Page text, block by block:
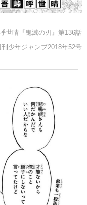
世晴『鬼滅の刃』第136話
刊少年ジャンプ2018年52号